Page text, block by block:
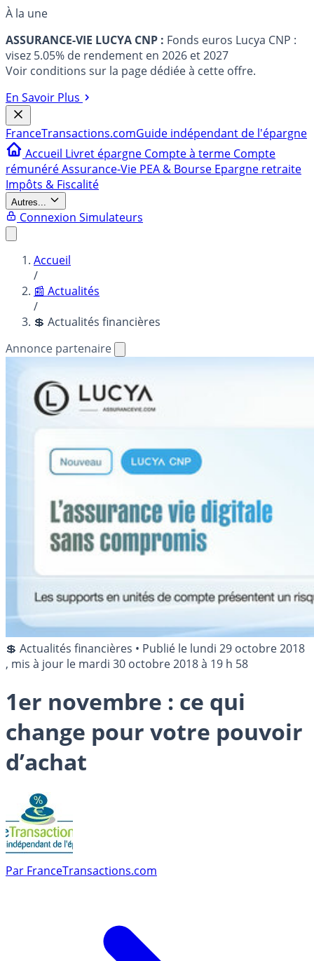
À la une
ASSURANCE-VIE LUCYA CNP : Fonds euros Lucya CNP :
visez 5.05% de rendement en 2026 et 2027
Voir conditions sur la page dédiée à cette offre.
En Savoir Plus
FranceTransactions.comGuide indépendant de l'épargne
Accueil Livret épargne Compte à terme Compte
rémunéréAssurance-Vie PEA & Bourse Epargne retraite
Impôts & Fiscalité
Autres...
Connexion Simulateurs
Accueil
/
📰 Actualités
/
💲 Actualités financières
Annonce partenaire
💲 Actualités financières • Publié le lundi 29 octobre 2018
, mis à jour le mardi 30 octobre 2018 à 19 h 58
1er novembre : ce qui
change pour votre pouvoir
d’achat
Par FranceTransactions.com